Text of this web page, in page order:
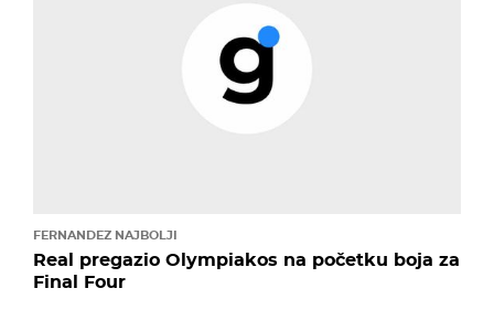
FERNANDEZ NAJBOLJI
Real pregazio Olympiakos na početku boja za
Final Four